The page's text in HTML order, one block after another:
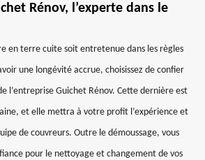
Rénov, l’experte dans le
en terre cuite soit entretenue dans les règles
une longévité accrue, choisissez de confier
l’entreprise Guichet Rénov. Cette dernière est
et elle mettra à votre profit l’expérience et
de couvreurs. Outre le démoussage, vous
pour le nettoyage et changement de vos